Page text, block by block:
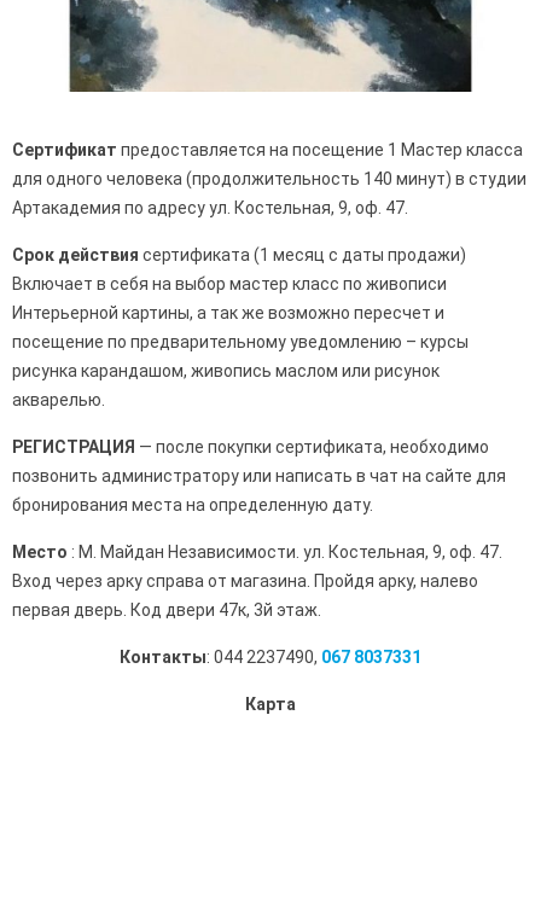
Сертификат предоставляется на посещение 1 Мастер класса
для одного человека (продолжительность 140 минут) в студии
Артакадемия по адресу ул. Костельная, 9, оф. 47.
Срок действия сертификата (1 месяц с даты продажи)
Включает в себя на выбор мастер класс по живописи
Интерьерной картины, а так же возможно пересчет и
посещение по предварительному уведомлению – курсы
рисунка карандашом, живопись маслом или рисунок
акварелью.
РЕГИСТРАЦИЯ — после покупки сертификата, необходимо
позвонить администратору или написать в чат на сайте для
бронирования места на определенную дату.
Место : М. Майдан Независимости. ул. Костельная, 9, оф. 47.
Вход через арку справа от магазина. Пройдя арку, налево
первая дверь. Код двери 47к, 3й этаж.
Контакты: 044 2237490, 067 8037331
Карта